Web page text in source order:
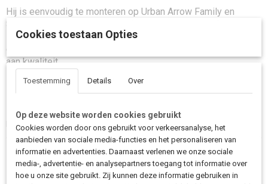
Hij is eenvoudig te monteren op Urban Arrow Family en
Shorty modellen en is direct uit voorraad leverbaar. Een
ideale keuze voor wie snel een betrouwbare en
aan kwaliteit.
zadel biedt vergelijkbaar comfort, stevige ondersteuning en is direct
leverbaar.
Save
Cookies toestaan Opties
Toestemming Details Over
Op deze website worden cookies gebruikt
Cookies worden door ons gebruikt voor verkeersanalyse, het
aanbieden van sociale media-functies en het personaliseren van
informatie en advertenties. Daarnaast verlenen we onze sociale
media-, advertentie- en analysepartners toegang tot informatie over
hoe u onze site gebruikt. Zij kunnen deze informatie gebruiken in